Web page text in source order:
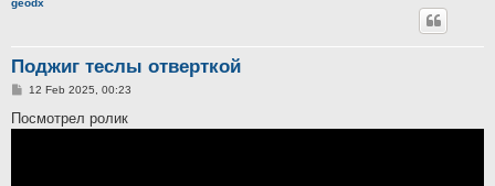
geodx
Поджиг теслы отверткой
P
s
t
12 Feb 2025, 00:23
Посмотрел ролик